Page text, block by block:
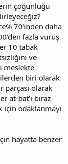
çoğunluğu
70'inden daha
fazla vuruş
10 tabak
ve
meslekte
biri olarak
parçası olarak
at-bat'ı biraz
için odaklanmayı
hayatta benzer